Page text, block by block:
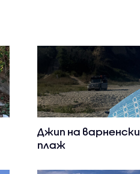
Джип на варненски
плаж